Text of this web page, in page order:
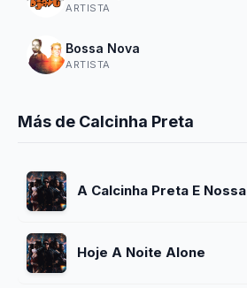
ARTISTA
Bossa Nova
ARTISTA
Más de Calcinha Preta
A Calcinha Preta E Nossa
Hoje A Noite Alone